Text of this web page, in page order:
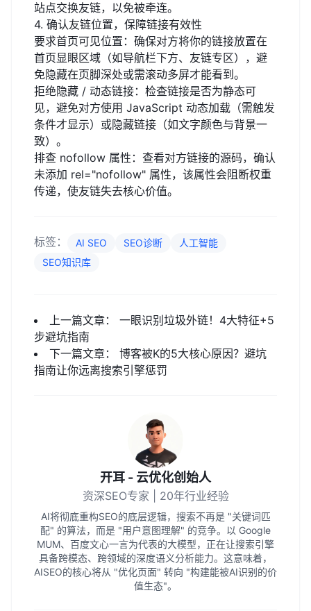
站点交换友链，以免被牵连。
4. 确认友链位置，保障链接有效性
要求首页可见位置：确保对方将你的链接放置在
首页显眼区域（如导航栏下方、友链专区），避
免隐藏在页脚深处或需滚动多屏才能看到。
拒绝隐藏 / 动态链接：检查链接是否为静态可
见，避免对方使用 JavaScript 动态加载（需触发
条件才显示）或隐藏链接（如文字颜色与背景一
致）。
排查 nofollow 属性：查看对方链接的源码，确认
未添加 rel="nofollow" 属性，该属性会阻断权重
传递，使友链失去核心价值。
标签： AI SEO SEO诊断
人工智能
SEO知识库
上一篇文章： 一眼识别垃圾外链！4大特征+5
步避坑指南
下一篇文章： 博客被K的5大核心原因？避坑
指南让你远离搜索引擎惩罚
开耳 - 云优化创始人
资深SEO专家 | 20年行业经验
AI将彻底重构SEO的底层逻辑，搜索不再是 "关键词匹
配" 的算法，而是 "用户意图理解" 的竞争。以 Google
MUM、百度文心一言为代表的大模型，正在让搜索引擎
具备跨模态、跨领域的深度语义分析能力。这意味着，
AISEO的核心将从 "优化页面" 转向 "构建能被AI识别的价
值生态"。